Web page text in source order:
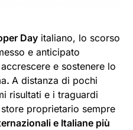
Day italiano, lo scorso
e anticipato
e sostenere lo
. A distanza di pochi
risultati e i traguardi
proprietario sempre
e Italiane più